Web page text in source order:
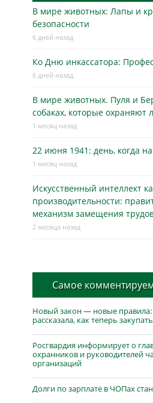
В мире животных: Лапы и
безопасности
6 дней назад
Ко Дню инкассатора:
6 дней назад
В мире животных. Пуля и
собаках, которые охраняют
1 месяц назад
22 июня 1941: день, когда
1 месяц назад
Искусственный интеллект
производительности:
механизм замещения
2 месяца назад
Самое
Новый закон — новые правила:
рассказала, как теперь
Росгвардия информирует о
охранников и руководителей
организаций
Долги по зарплате в ЧОПах